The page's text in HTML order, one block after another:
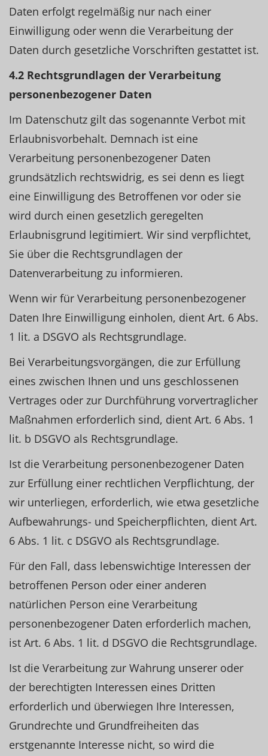
Daten erfolgt regelmäßig nur nach einer
Einwilligung oder wenn die Verarbeitung der
Daten durch gesetzliche Vorschriften gestattet ist.
4.2 Rechtsgrundlagen der Verarbeitung
personenbezogener Daten
Im Datenschutz gilt das sogenannte Verbot mit
Erlaubnisvorbehalt. Demnach ist eine
Verarbeitung personenbezogener Daten
grundsätzlich rechtswidrig, es sei denn es liegt
eine Einwilligung des Betroffenen vor oder sie
wird durch einen gesetzlich geregelten
Erlaubnisgrund legitimiert. Wir sind verpflichtet,
Sie über die Rechtsgrundlagen der
Datenverarbeitung zu informieren.
Wenn wir für Verarbeitung personenbezogener
Daten Ihre Einwilligung einholen, dient Art. 6 Abs.
1 lit. a DSGVO als Rechtsgrundlage.
Bei Verarbeitungsvorgängen, die zur Erfüllung
eines zwischen Ihnen und uns geschlossenen
Vertrages oder zur Durchführung vorvertraglicher
Maßnahmen erforderlich sind, dient Art. 6 Abs. 1
lit. b DSGVO als Rechtsgrundlage.
Ist die Verarbeitung personenbezogener Daten
zur Erfüllung einer rechtlichen Verpflichtung, der
wir unterliegen, erforderlich, wie etwa gesetzliche
Aufbewahrungs- und Speicherpflichten, dient Art.
6 Abs. 1 lit. c DSGVO als Rechtsgrundlage.
Für den Fall, dass lebenswichtige Interessen der
betroffenen Person oder einer anderen
natürlichen Person eine Verarbeitung
personenbezogener Daten erforderlich machen,
ist Art. 6 Abs. 1 lit. d DSGVO die Rechtsgrundlage.
Ist die Verarbeitung zur Wahrung unserer oder
der berechtigten Interessen eines Dritten
erforderlich und überwiegen Ihre Interessen,
Grundrechte und Grundfreiheiten das
erstgenannte Interesse nicht, so wird die